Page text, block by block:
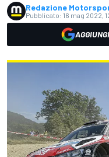
Redazione
Pubblicato: 16 mag 2022,